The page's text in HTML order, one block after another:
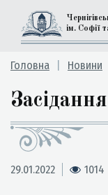
ім. Софії
Головна Новини
29.01.2022 1014